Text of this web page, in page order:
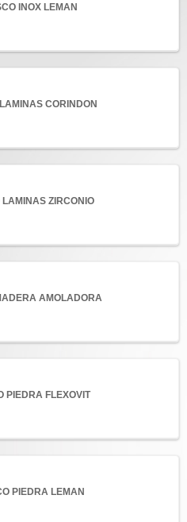
INOX LEMAN
CORINDON
LAMINAS ZIRCONIO
AMOLADORA
PIEDRA FLEXOVIT
PIEDRA LEMAN